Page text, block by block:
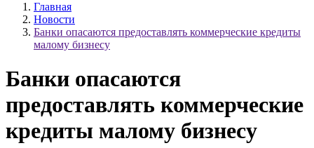
Главная
Новости
Банки опасаются предоставлять коммерческие кредиты
малому бизнесу
Банки опасаются
предоставлять коммерческие
кредиты малому бизнесу